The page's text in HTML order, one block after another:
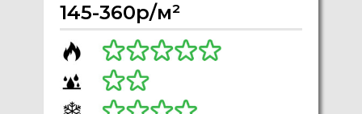
145-360р/м²